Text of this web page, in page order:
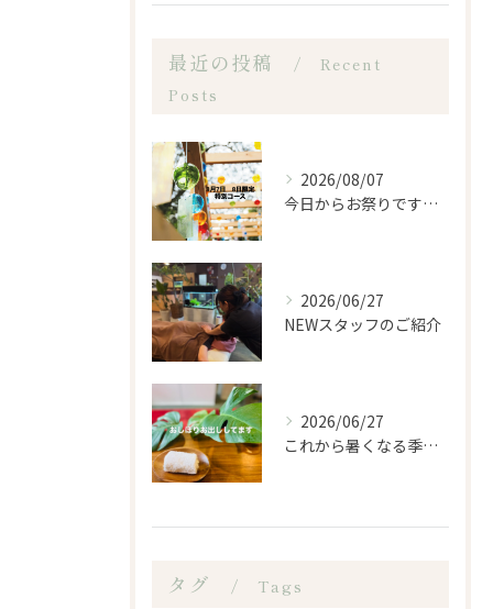
最近の投稿
Recent
Posts
2026/08/07
今日からお祭りですね！
2026/06/27
NEWスタッフのご紹介
2026/06/27
これから暑くなる季節になるので、もみほぐし亭ではご来店のお客...
タグ Tags